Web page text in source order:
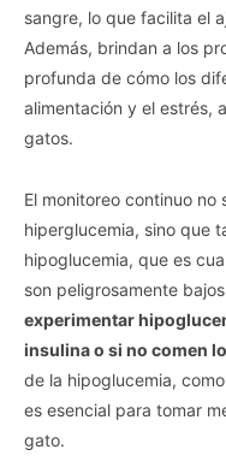
sangre, lo que facilita el
Además, brindan a los
profunda de cómo los
alimentación y el estrés,
gatos.
El monitoreo continuo no
hiperglucemia, sino que
hipoglucemia, que es
son peligrosamente
experimentar
insulina o si no comen
de la hipoglucemia,
es esencial para tomar
gato.